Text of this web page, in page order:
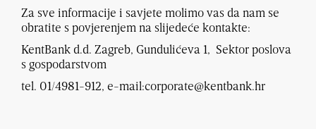
Za sve informacije i savjete molimo vas da nam se
obratite s povjerenjem na slijedeće kontakte:
KentBank d.d. Zagreb, Gundulićeva 1, Sektor poslova
s gospodarstvom
tel. 01/4981-912, e-mail:corporate@kentbank.hr